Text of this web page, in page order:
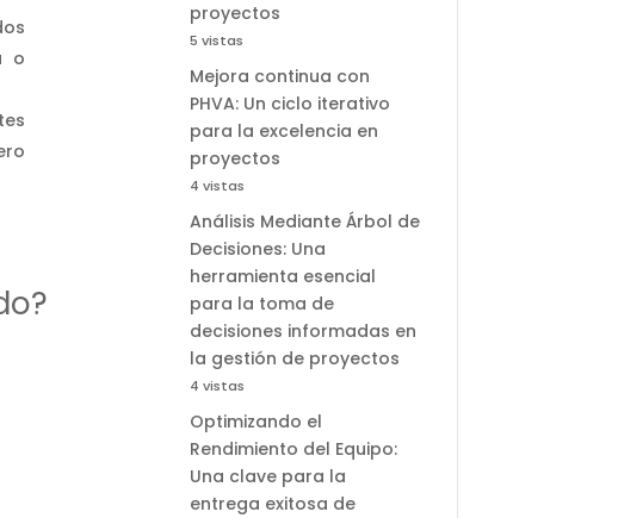
o
proyectos
5 vistas
Mejora continua con
PHVA: Un ciclo iterativo
para la excelencia en
proyectos
4 vistas
Análisis Mediante Árbol de
Decisiones: Una
herramienta esencial
para la toma de
decisiones informadas en
la gestión de proyectos
4 vistas
Optimizando el
Rendimiento del Equipo:
Una clave para la
entrega exitosa de